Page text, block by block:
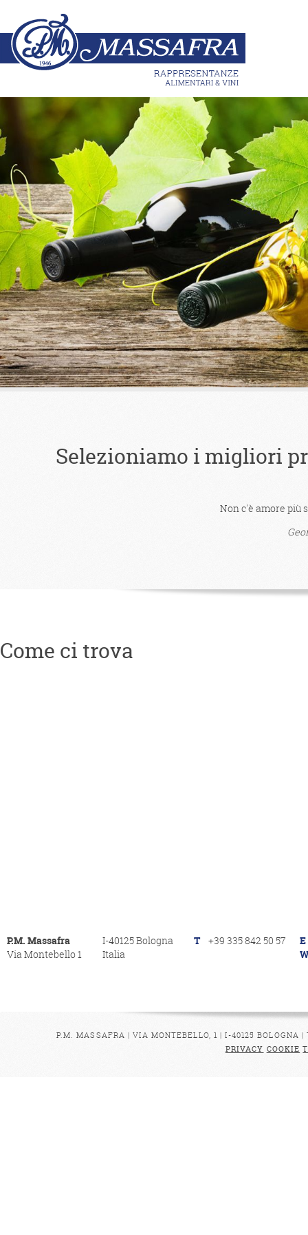
Selezioniamo i migliori
Non c'è amore più
Come ci trova
P.M. Massafra
Via Montebello 1
I-40125 Bologna
Italia
T +39 335 842 50 57
E
W
P.M. MASSAFRA |VIA MONTEBELLO, 1 |I-40125 BOLOGNA |
PRIVACY COOKIE